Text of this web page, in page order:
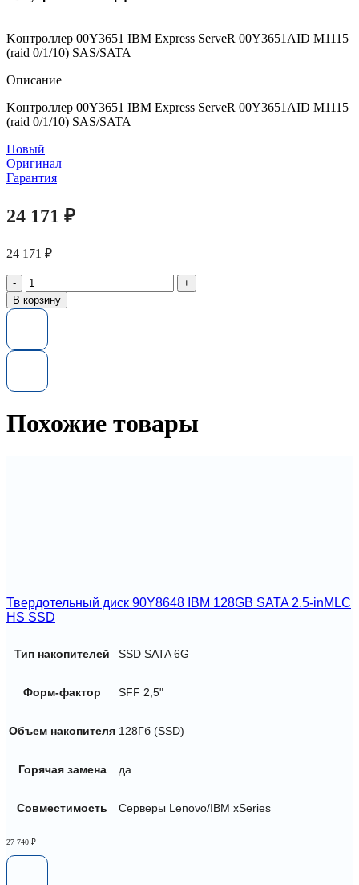
Kонтроллер 00Y3651 IBM Express ServeR 00Y3651AID M1115
(raid 0/1/10) SAS/SATA
Описание
Kонтроллер 00Y3651 IBM Express ServeR 00Y3651AID M1115
(raid 0/1/10) SAS/SATA
Новый
Оригинал
Гарантия
24 171 ₽
24 171 ₽
Количество
товара
Kонтроллер
Express
00Y3651AID
M1115
0/1/10)
В корзину
Похожие товары
Твердотельный диск 90Y8648 IBM 128GB SATA 2.5-inMLC
HS SSD
Тип накопителей SSD SATA 6G
Форм-фактор SFF 2,5"
Объем накопителя 128Гб (SSD)
Горячая замена да
Совместимость Серверы Lenovo/IBM xSeries
27 740 ₽